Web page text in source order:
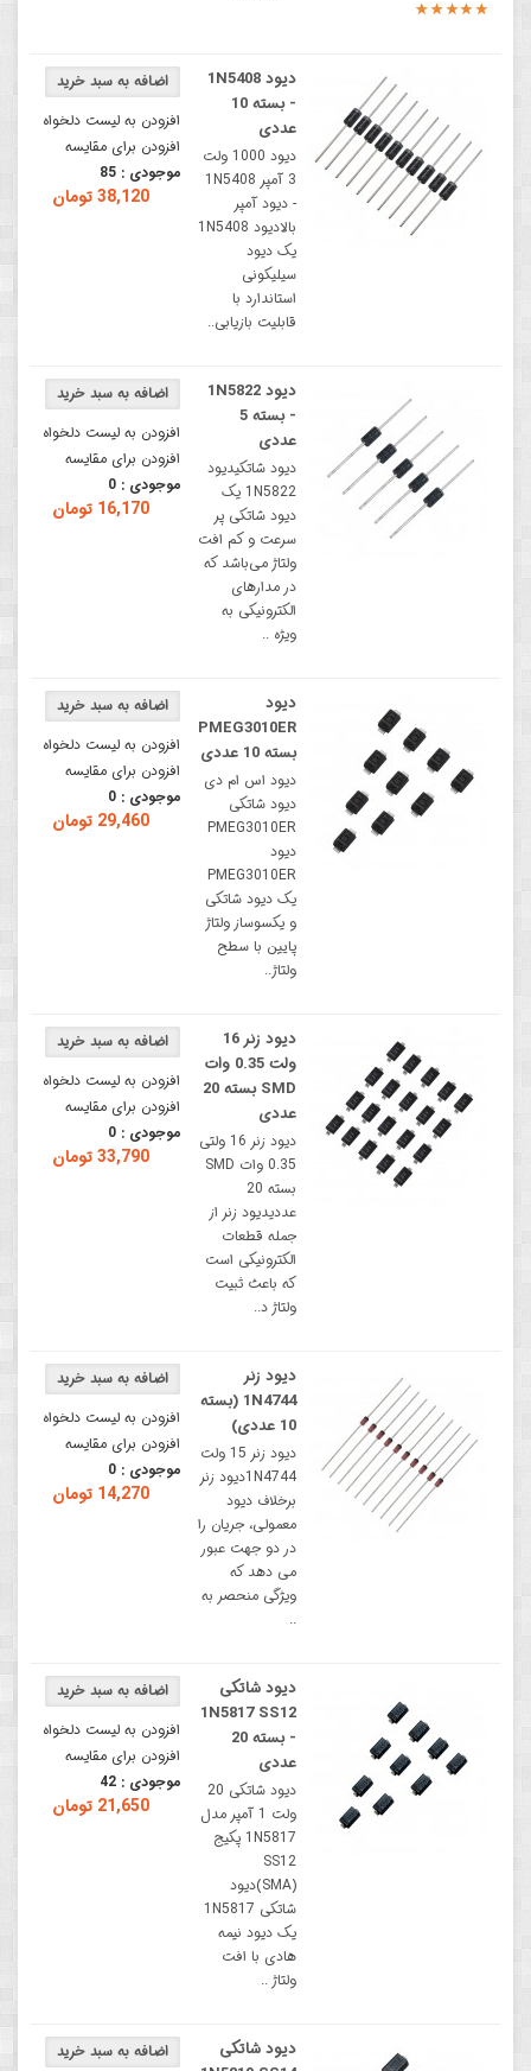
افزودن به لیست دلخواه
افزودن برای مقایسه
موجودی : 85
38,120 تومان
دیود 1N5408
- بسته 10
عددی
دیود 1000 ولت
3 آمپر 1N5408
- دیود آمپر
بالادیود 1N5408
یک دیود
سیلیکونی
استاندارد با
قابلیت بازیابی..
افزودن به لیست دلخواه
افزودن برای مقایسه
موجودی : 0
16,170 تومان
دیود 1N5822
- بسته 5
عددی
دیود شاتکیدیود
1N5822 یک
دیود شاتکی پر
سرعت و کم افت
ولتاژ می‌باشد که
در مدارهای
الکترونیکی به
ویژه ..
افزودن به لیست دلخواه
افزودن برای مقایسه
موجودی : 0
29,460 تومان
دیود
PMEG3010ER
بسته 10 عددی
دیود اس ام دی
دیود شاتکی
PMEG3010ER
دیود
PMEG3010ER
یک دیود شاتکی
و یکسوساز ولتاژ
پایین با سطح
ولتاژ..
افزودن به لیست دلخواه
افزودن برای مقایسه
موجودی : 0
33,790 تومان
دیود زنر 16
ولت 0.35 وات
SMD بسته 20
عددی
دیود زنر 16 ولتی
0.35 وات SMD
بسته 20
عددیدیود زنر از
جمله قطعات
الکترونیکی است
که باعث ثبیت
ولتاژ د..
افزودن به لیست دلخواه
افزودن برای مقایسه
موجودی : 0
14,270 تومان
دیود زنر
1N4744 (بسته
10 عددی)
دیود زنر 15 ولت
1N4744دیود زنر
برخلاف دیود
معمولی، جریان را
در دو جهت عبور
می دهد که
ویژگی منحصر به
..
افزودن به لیست دلخواه
افزودن برای مقایسه
موجودی : 42
21,650 تومان
دیود شاتکی
1N5817 SS12
- بسته 20
عددی
دیود شاتکی 20
ولت 1 آمپر مدل
1N5817 پکیج
SS12
(SMA)دیود
شاتکی 1N5817
یک دیود نیمه
هادی با افت
ولتاژ ..
دیود شاتکی